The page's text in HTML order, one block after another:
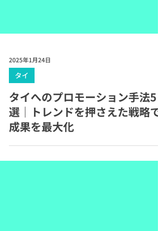
2025年1月24日
タイ
タイへのプロモーション手法5
選｜トレンドを押さえた戦略で
成果を最大化